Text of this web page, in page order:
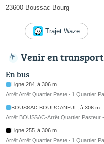
23600 Boussac-Bourg
Trajet Waze
Venir en
En bus
Ligne 284, à 306 m
Arrêt Arrêt Quartier Paste - 1 Quartier
BOUSSAC-BOURGANEUF, à 306 m
Arrêt BOUSSAC-Arrêt Quartier Pasteur
Ligne 255, à 306 m
Arrêt Arrêt Quartier Paste - 1 Quartier